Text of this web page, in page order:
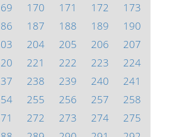
170 171 172
173
187 188 189
190
204 205 206
207
221 222 223
224
238 239 240
241
255 256 257
258
272 273 274
275